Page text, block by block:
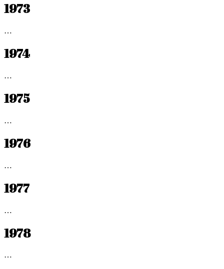
1973
…
1974
…
1975
…
1976
…
1977
…
1978
…